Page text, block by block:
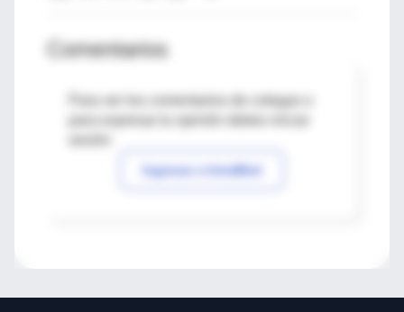
Comentarios
Para ver los comentarios de colegas o
Ingresar a IntraMed